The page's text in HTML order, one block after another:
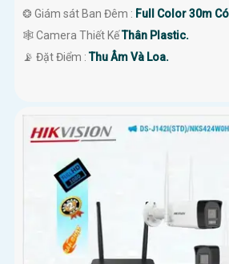
❂ Giám sát Ban Đêm : Full Color 30m
🕸️ Camera Thiết KếThân Plastic.
️📡 Đặt Điểm :Thu Âm Và Loa.